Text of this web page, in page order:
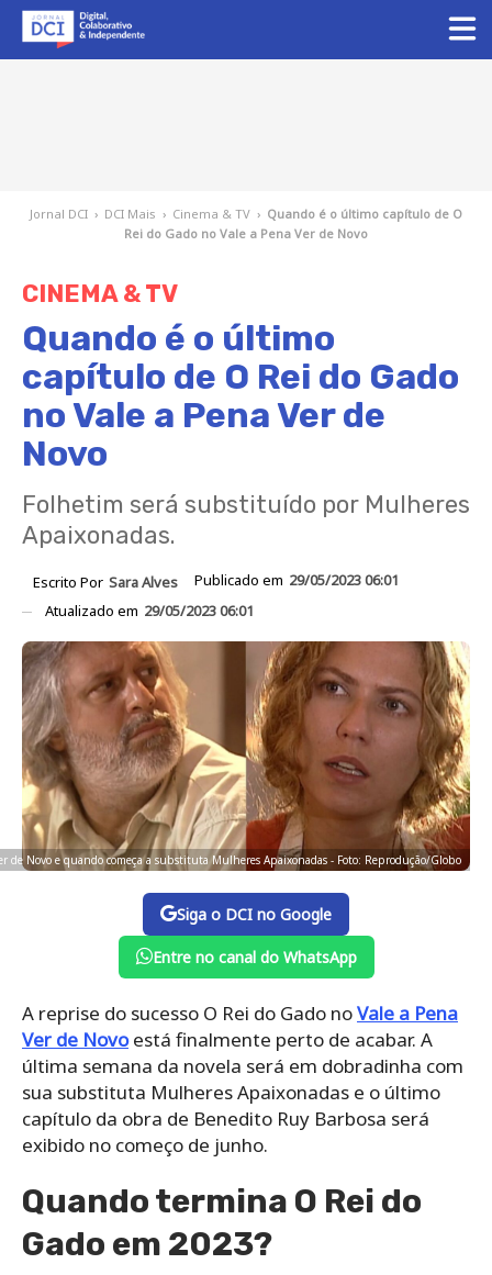
Jornal DCI › DCI Mais › Cinema & TV › Quando é o último capítulo de O
Rei do Gado no Vale a Pena Ver de Novo
CINEMA & TV
Quando é o último
capítulo de O Rei do Gado
no Vale a Pena Ver de
Novo
Folhetim será substituído por Mulheres
Apaixonadas.
Escrito Por Sara Alves Publicado em 29/05/2023 06:01
Atualizado em 29/05/2023 06:01
de Novo e quando começa a substituta Mulheres Apaixonadas - Foto: Reprodução/Globo
Siga o DCI no Google
Entre no canal do WhatsApp
A reprise do sucesso O Rei do Gado noVale a Pena
Ver de Novoestá finalmente perto de acabar. A
última semana da novela será em dobradinha com
sua substituta Mulheres Apaixonadas e o último
capítulo da obra de Benedito Ruy Barbosa será
exibido no começo de junho.
Quando termina O Rei do
Gado em 2023?